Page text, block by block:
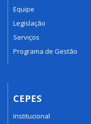
Equipe
Legislação
Serviços
Programa de Gestão
CEPES
Institucional